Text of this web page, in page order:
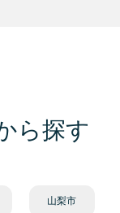
ら探す
山梨市